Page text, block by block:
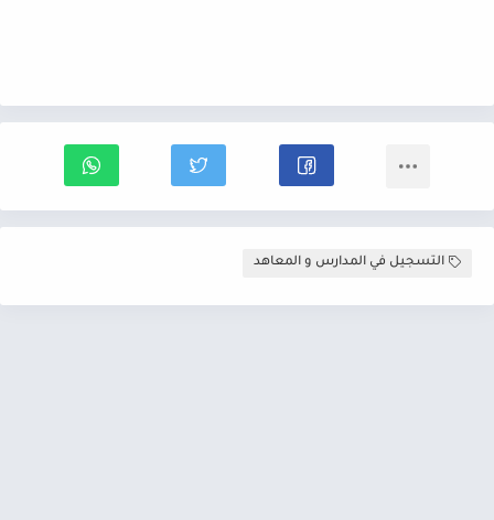
التسجيل في المدارس و المعاهد